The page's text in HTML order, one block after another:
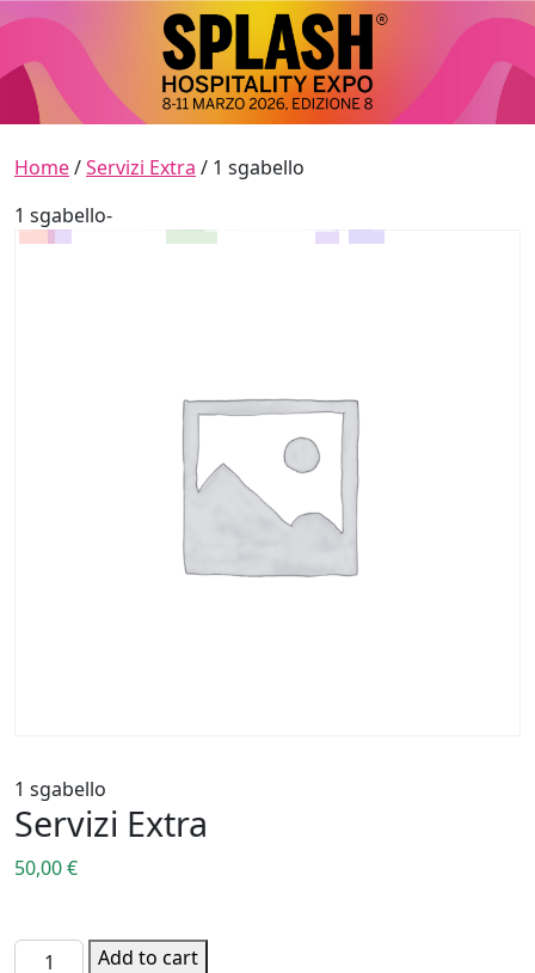
Skip to content
Main Navigation
Home/Servizi Extra / 1 sgabello
1 sgabello-
1 sgabello
Servizi Extra
50,00€
1 sgabello quantity
Add to cart